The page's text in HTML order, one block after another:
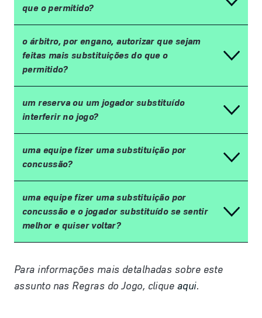
que o permitido?
o árbitro, por engano, autorizar que sejam
feitas mais substituições do que o
permitido?
um reserva ou um jogador substituído
interferir no jogo?
uma equipe fizer uma substituição por
concussão?
uma equipe fizer uma substituição por
concussão e o jogador substituído se sentir
melhor e quiser voltar?
Para informações mais detalhadas sobre este
assunto nas Regras do Jogo, clique aqui.